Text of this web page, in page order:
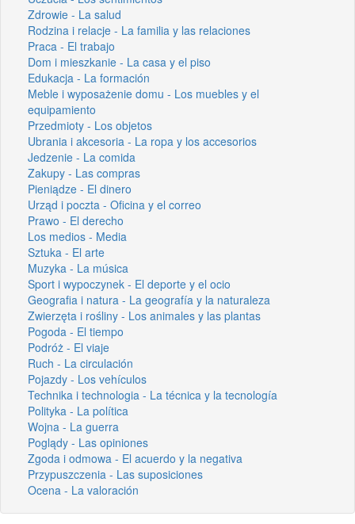
Zdrowie - La salud
Rodzina i relacje - La familia y las relaciones
Praca - El trabajo
Dom i mieszkanie - La casa y el piso
Edukacja - La formación
Meble i wyposażenie domu - Los muebles y el
equipamiento
Przedmioty - Los objetos
Ubrania i akcesoria - La ropa y los accesorios
Jedzenie - La comida
Zakupy - Las compras
Pieniądze - El dinero
Urząd i poczta - Oficina y el correo
Prawo - El derecho
Los medios - Media
Sztuka - El arte
Muzyka - La música
Sport i wypoczynek - El deporte y el ocio
Geografia i natura - La geografía y la naturaleza
Zwierzęta i rośliny - Los animales y las plantas
Pogoda - El tiempo
Podróż - El viaje
Ruch - La circulación
Pojazdy - Los vehículos
Technika i technologia - La técnica y la tecnología
Polityka - La política
Wojna - La guerra
Poglądy - Las opiniones
Zgoda i odmowa - El acuerdo y la negativa
Przypuszczenia - Las suposiciones
Ocena - La valoración